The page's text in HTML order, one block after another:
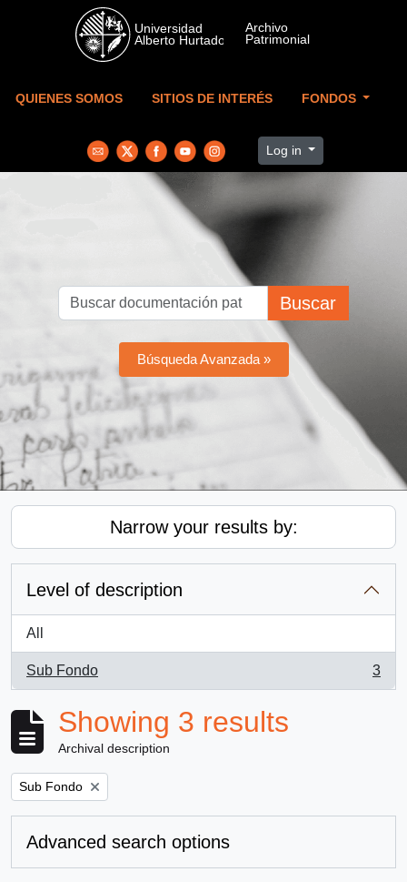
Skip to main content
QUIENES SOMOS SITIOS DE INTERÉS FONDOS
Log in
Buscar
Búsqueda Avanzada »
Narrow your results by:
Level of description
All
Sub Fondo
, 3 results
3
Showing 3 results
Archival description
Remove filter:
Sub Fondo
Advanced search options